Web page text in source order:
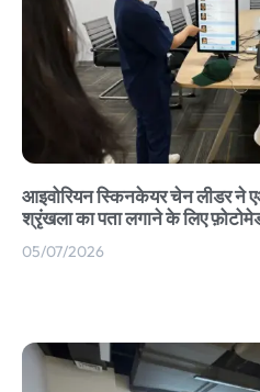
आइवोरियन स्किनकेयर चेन लीडर ने
श्रृंखला का पता लगाने के लिए फ़ोटोमेड
05/07/2026